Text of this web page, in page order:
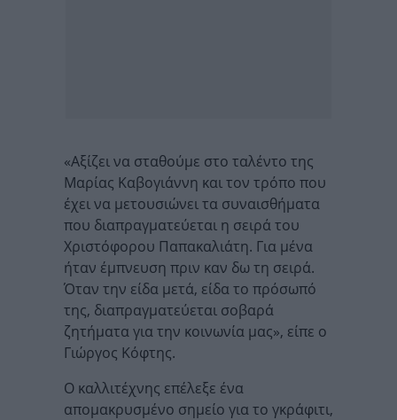
«Αξίζει να σταθούμε στο ταλέντο της
Μαρίας Καβογιάννη και τον τρόπο που
έχει να μετουσιώνει τα συναισθήματα
που διαπραγματεύεται η σειρά του
Χριστόφορου Παπακαλιάτη. Για μένα
ήταν έμπνευση πριν καν δω τη σειρά.
Όταν την είδα μετά, είδα το πρόσωπό
της, διαπραγματεύεται σοβαρά
ζητήματα για την κοινωνία μας», είπε ο
Γιώργος Κόφτης.
Ο καλλιτέχνης επέλεξε ένα
απομακρυσμένο σημείο για το γκράφιτι,